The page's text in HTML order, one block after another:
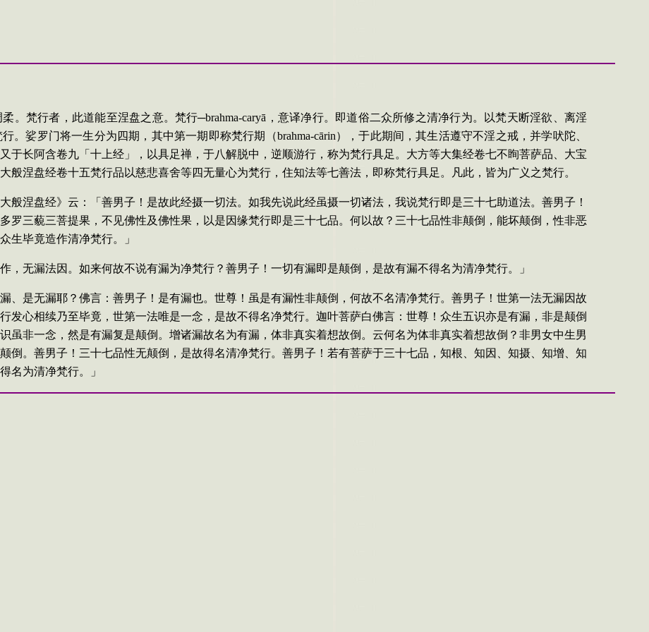
。梵行者，此道能至涅盘之意。梵行─brahma-caryā，意译净行。即道俗二众所修之清净行为。以梵天断淫欲、离淫
。娑罗门将一生分为四期，其中第一期即称梵行期（brahma-cārin），于此期间，其生活遵守不淫之戒，并学吠陀、
于长阿含卷九「十上经」，以具足禅，于八解脱中，逆顺游行，称为梵行具足。大方等大集经卷七不眴菩萨品、大宝
般涅盘经卷十五梵行品以慈悲喜舍等四无量心为梵行，住知法等七善法，即称梵行具足。凡此，皆为广义之梵行。
般涅盘经》云：「善男子！是故此经摄一切法。如我先说此经虽摄一切诸法，我说梵行即是三十七助道法。善男子！
罗三藐三菩提果，不见佛性及佛性果，以是因缘梵行即是三十七品。何以故？三十七品性非颠倒，能坏颠倒，性非恶
生毕竟造作清净梵行。」
，无漏法因。如来何故不说有漏为净梵行？善男子！一切有漏即是颠倒，是故有漏不得名为清净梵行。」
、是无漏耶？佛言：善男子！是有漏也。世尊！虽是有漏性非颠倒，何故不名清净梵行。善男子！世第一法无漏因故
发心相续乃至毕竟，世第一法唯是一念，是故不得名净梵行。迦叶菩萨白佛言：世尊！众生五识亦是有漏，非是颠倒
虽非一念，然是有漏复是颠倒。增诸漏故名为有漏，体非真实着想故倒。云何名为体非真实着想故倒？非男女中生男
倒。善男子！三十七品性无颠倒，是故得名清净梵行。善男子！若有菩萨于三十七品，知根、知因、知摄、知增、知
名为清净梵行。」